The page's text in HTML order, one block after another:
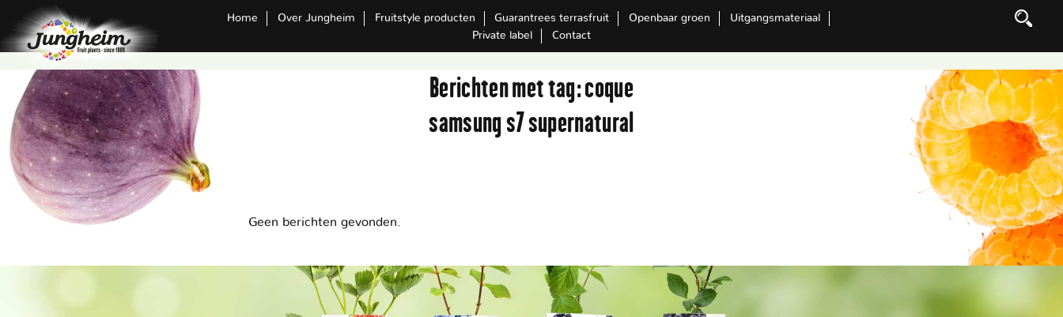
Home Over Jungheim Fruitstyle producten Guarantrees terrasfruit Openbaar groen
Uitgangsmateriaal
Private label
Contact
Berichten met tag:coque
samsung s7 supernatural
Geen berichten gevonden.